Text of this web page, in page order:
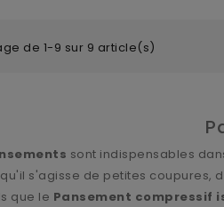
de 1-9 sur 9 article(s)
sont indispensables
s'agisse de petites coupures,
que le Pansement compressif